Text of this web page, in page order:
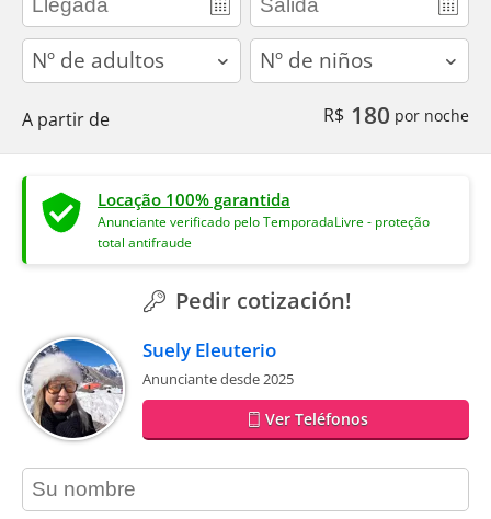
adults children
A partir de R$ 180 por noche
Locação 100% garantida
Anunciante verificado pelo TemporadaLivre - proteção
total antifraude
Pedir cotización!
Suely Eleuterio
Anunciante desde 2025
Ver Teléfonos
contact_name